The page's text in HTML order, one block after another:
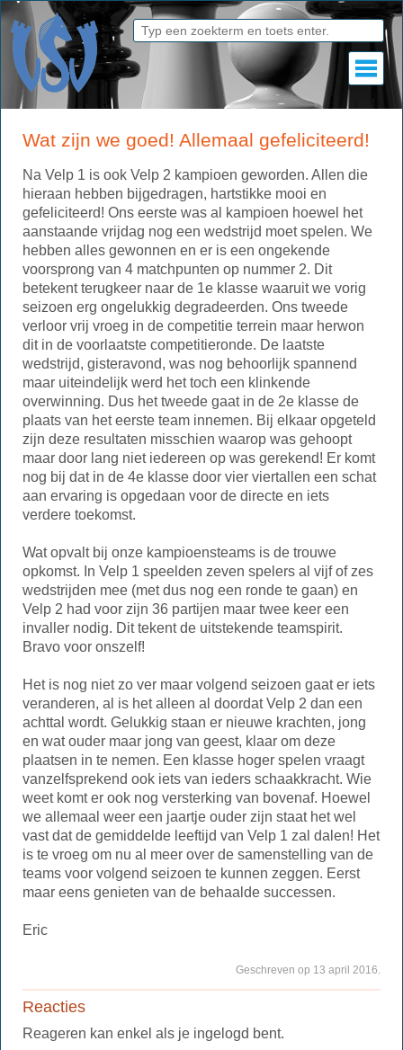
Wat zijn we goed! Allemaal gefeliciteerd!
Na Velp 1 is ook Velp 2 kampioen geworden. Allen die
hieraan hebben bijgedragen, hartstikke mooi en
gefeliciteerd! Ons eerste was al kampioen hoewel het
aanstaande vrijdag nog een wedstrijd moet spelen. We
hebben alles gewonnen en er is een ongekende
voorsprong van 4 matchpunten op nummer 2. Dit
betekent terugkeer naar de 1e klasse waaruit we vorig
seizoen erg ongelukkig degradeerden. Ons tweede
verloor vrij vroeg in de competitie terrein maar herwon
dit in de voorlaatste competitieronde. De laatste
wedstrijd, gisteravond, was nog behoorlijk spannend
maar uiteindelijk werd het toch een klinkende
overwinning. Dus het tweede gaat in de 2e klasse de
plaats van het eerste team innemen. Bij elkaar opgeteld
zijn deze resultaten misschien waarop was gehoopt
maar door lang niet iedereen op was gerekend! Er komt
nog bij dat in de 4e klasse door vier viertallen een schat
aan ervaring is opgedaan voor de directe en iets
verdere toekomst.
Wat opvalt bij onze kampioensteams is de trouwe
opkomst. In Velp 1 speelden zeven spelers al vijf of zes
wedstrijden mee (met dus nog een ronde te gaan) en
Velp 2 had voor zijn 36 partijen maar twee keer een
invaller nodig. Dit tekent de uitstekende teamspirit.
Bravo voor onszelf!
Het is nog niet zo ver maar volgend seizoen gaat er iets
veranderen, al is het alleen al doordat Velp 2 dan een
achttal wordt. Gelukkig staan er nieuwe krachten, jong
en wat ouder maar jong van geest, klaar om deze
plaatsen in te nemen. Een klasse hoger spelen vraagt
vanzelfsprekend ook iets van ieders schaakkracht. Wie
weet komt er ook nog versterking van bovenaf. Hoewel
we allemaal weer een jaartje ouder zijn staat het wel
vast dat de gemiddelde leeftijd van Velp 1 zal dalen! Het
is te vroeg om nu al meer over de samenstelling van de
teams voor volgend seizoen te kunnen zeggen. Eerst
maar eens genieten van de behaalde successen.
Eric
Geschreven op 13 april 2016.
Reacties
Reageren kan enkel als je ingelogd bent.